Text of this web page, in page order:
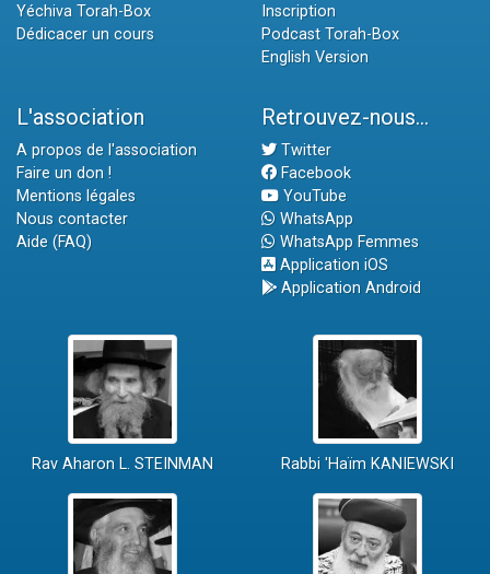
Yéchiva Torah-Box
Dédicacer un cours
Inscription
Podcast Torah-Box
English Version
L'association
A propos de l'association
Faire un don !
Mentions légales
Nous contacter
Aide (FAQ)
Retrouvez-nous...
Twitter
Facebook
YouTube
WhatsApp
WhatsApp Femmes
Application iOS
Application Android
Rav Aharon L. STEINMAN Rabbi 'Haïm KANIEWSKI